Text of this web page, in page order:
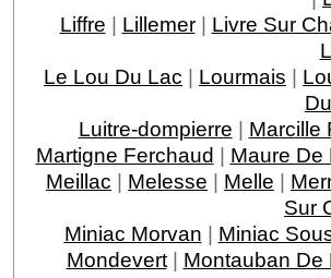
Liffre | Lillemer| Livre Sur
Le Lou Du Lac | Lourmais |
Luitre-dompierre | Marcille
Martigne Ferchaud | Maure De
Meillac | Melesse | Melle |
Sur
Miniac Morvan | Miniac
Mondevert| Montauban De